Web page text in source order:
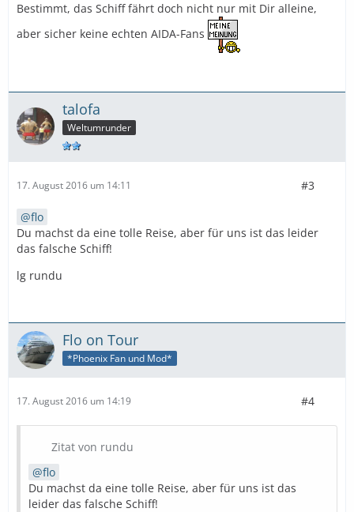
Bestimmt, das Schiff fährt doch nicht nur mit Dir alleine,
aber sicher keine echten AIDA-Fans
talofa
Weltumrunder
17. August 2016 um 14:11 #3
flo
Du machst da eine tolle Reise, aber für uns ist das leider
das falsche Schiff!
lg rundu
Flo on Tour
*Phoenix Fan und Mod*
17. August 2016 um 14:19 #4
Zitat von rundu
flo
Du machst da eine tolle Reise, aber für uns ist das
leider das falsche Schiff!